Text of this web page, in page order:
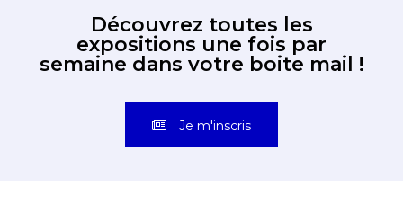
Découvrez toutes les
expositions une fois par
semaine dans votre boite mail !
Je m'inscris